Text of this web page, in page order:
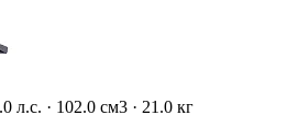
л.с. · 102.0 см3 · 21.0 кг